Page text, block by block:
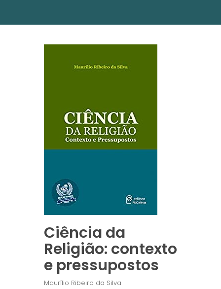
Ciência da
Religião: contexto
e pressupostos
Maurílio Ribeiro da Silva